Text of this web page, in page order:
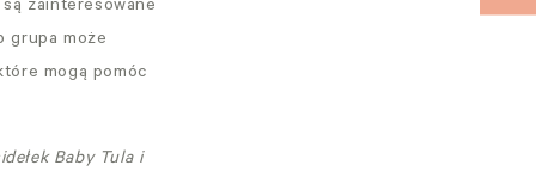
zainteresowane
grupa może
mogą pomóc
Baby Tula i